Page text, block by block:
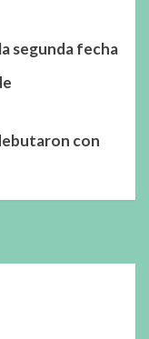
segunda fecha
con